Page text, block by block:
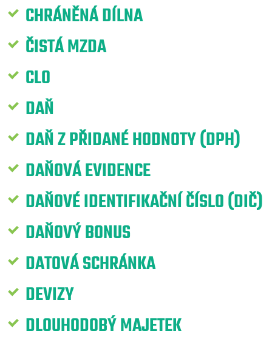
CHRÁNĚNÁ DÍLNA
ČISTÁ MZDA
CLO
DAŇ
DAŇ Z PŘIDANÉ HODNOTY (DPH)
DAŇOVÁ EVIDENCE
DAŇOVÉ IDENTIFIKAČNÍ ČÍSLO (DIČ)
DAŇOVÝ BONUS
DATOVÁ SCHRÁNKA
DEVIZY
DLOUHODOBÝ MAJETEK